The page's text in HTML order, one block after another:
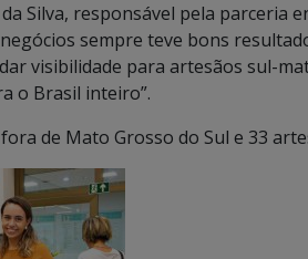
Silva, responsável pela parceria
sempre teve bons
visibilidade para artesãos sul-
o Brasil inteiro”.
de Mato Grosso do Sul e 33